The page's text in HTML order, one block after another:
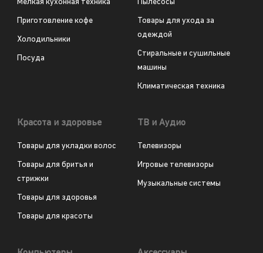
Мелкая кухонная техника
Приготовление кофе
Холодильники
Посуда
Пылесосы
Товары для ухода за
одеждой
Стиральные и сушильные
машины
Климатическая техника
Красота и здоровье
Товары для укладки волос
Товары для бритья и
стрижки
Товары для здоровья
Товары для красоты
ТВ и Аудио
Телевизоры
Игровые телевизоры
Музыкальные системы